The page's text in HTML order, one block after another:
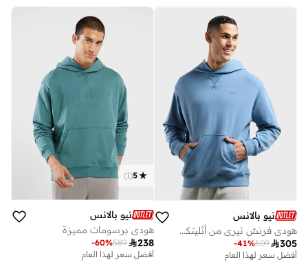
أفضل سعر لهذا العام
نيو بالانس
هودي فرنش تيري من أثليتكس
305
509
-41%
أفضل سعر لهذا العام
5
(
1
)
نيو بالانس
هودي برسومات مميزة
238
589
-60%
أفضل سعر لهذا العام